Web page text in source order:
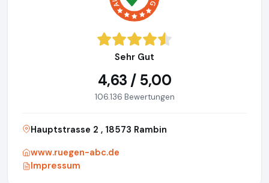
Sehr Gut
4,63 / 5,00
106.136 Bewertungen
Hauptstrasse 2 , 18573 Rambin
www.ruegen-abc.de
Impressum